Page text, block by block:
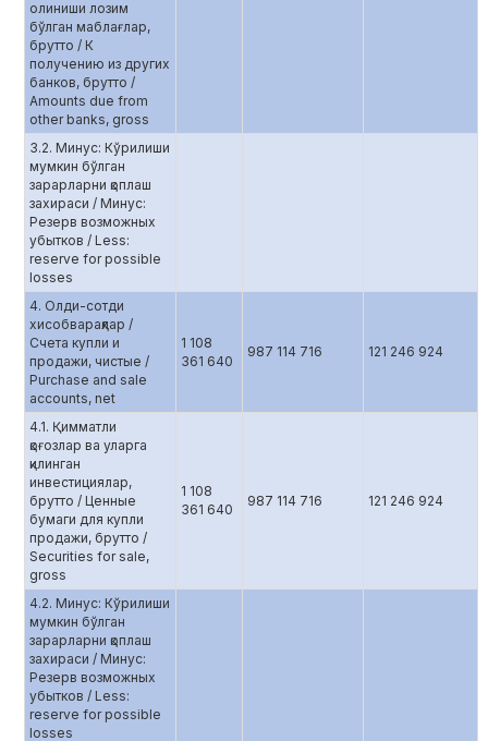
олиниши лозим
бўлган маблағлар,
брутто / К
получению из других
банков, брутто /
Amounts due from
other banks, gross
3.2. Минус: Кўрилиши
мумкин бўлган
зарарларни қоплаш
захираси / Минус:
Резерв возможных
убытков / Less:
reserve for possible
losses
4. Олди-сотди
хисобварақлар /
Счета купли и
продажи, чистые /
Purchase and sale
accounts, net
1 108
361 640
987 114 716 121 246 924
4.1. Қимматли
қоғозлар ва уларга
қилинган
инвестициялар,
брутто / Ценные
бумаги для купли
продажи, брутто /
Securities for sale,
gross
1 108
361 640
987 114 716 121 246 924
4.2. Минус: Кўрилиши
мумкин бўлган
зарарларни қоплаш
захираси / Минус:
Резерв возможных
убытков / Less:
reserve for possible
losses